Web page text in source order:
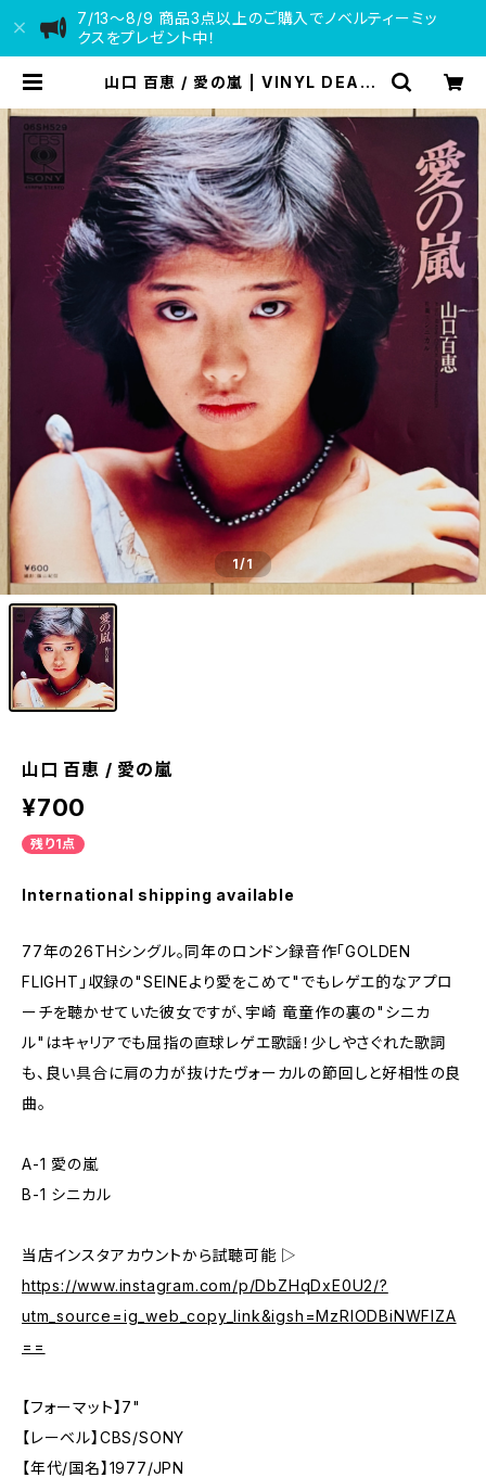
7/13〜8/9 商品3点以上のご購入でノベルティーミッ
クスをプレゼント中！
山口 百恵 / 愛の嵐 | VINYL DEALE
1/1
山口 百恵 / 愛の嵐
¥700
残り1点
International shipping available
77年の26THシングル。同年のロンドン録音作「GOLDEN
FLIGHT」収録の"SEINEより愛をこめて"でもレゲエ的なアプロ
ーチを聴かせていた彼女ですが、宇崎 竜童作の裏の"シニカ
ル"はキャリアでも屈指の直球レゲエ歌謡！少しやさぐれた歌詞
も、良い具合に肩の力が抜けたヴォーカルの節回しと好相性の良
曲。
A-1 愛の嵐
B-1 シニカル
当店インスタアカウントから試聴可能 ▷
https://www.instagram.com/p/DbZHqDxE0U2/?
utm_source=ig_web_copy_link&igsh=MzRlODBiNWFlZA
==
【フォーマット】7"
【レーベル】CBS/SONY
【年代/国名】1977/JPN